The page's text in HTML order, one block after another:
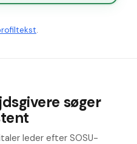
.
søger
leder efter SOSU-